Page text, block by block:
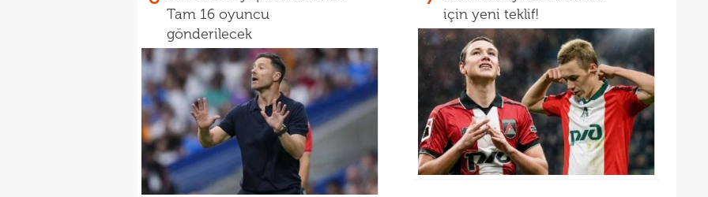
Tam 16 oyuncu
gönderilecek
için yeni teklif!